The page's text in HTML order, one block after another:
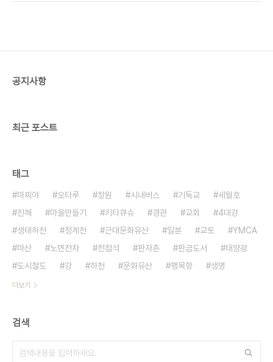
만나고 유동우의 (대화출판사 발간)을 읽은 것은 큰
공지사항
최근 포스트
태그
마찌야 오타루 창원 시내버스 기독교
세월호
진해
마을만들기 키타큐슈 경관 교회
4대강
생태하천
청계천 근대문화유산 일본 교토
YMCA
마산
노면전차 전점석 판자촌 판금도서
태양광
도시철도
강 하천 문화유산 팽목항 생명
더보기
검색